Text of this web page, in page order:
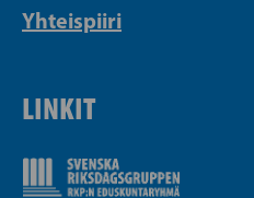
Yhteispiiri
LINKIT